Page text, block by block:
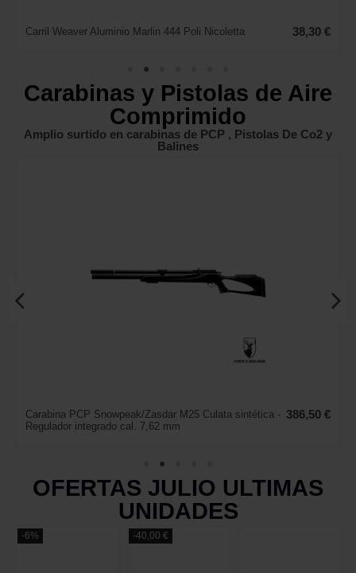
Carril Weaver Aluminio Marlin 444 Poli Nicoletta 38,30 €
Carabinas y Pistolas de Aire
Comprimido
Amplio surtido en carabinas de PCP , Pistolas De Co2 y
Balines
Carabina PCP Snowpeak/Zasdar M25 Culata sintética -
Regulador integrado cal. 7,62 mm
386,50 €
OFERTAS JULIO ULTIMAS
UNIDADES
-6% -40,00 €